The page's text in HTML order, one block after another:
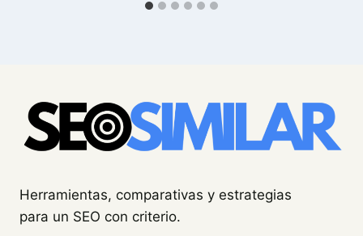
Herramientas, comparativas y estrategias
para un SEO con criterio.